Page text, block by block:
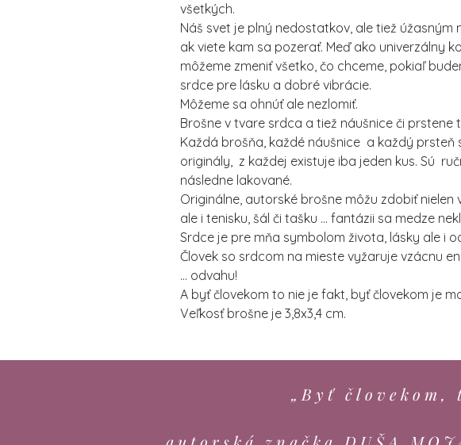
všetkých.
Náš svet je plný nedostatkov, ale tiež úžasným
ak viete kam sa pozerať. Meď ako univerzálny
môžeme zmeniť všetko, čo chceme, pokiaľ
srdce pre lásku a dobré vibrácie.
Môžeme sa ohnúť ale nezlomiť.
Brošne v tvare srdca a tiež náušnice či prstene
Každá brošňa, každé náušnice a každý prsteň
originály, z každej existuje iba jeden kus. Sú
následne lakované.
Originálne, autorské brošne môžu zdobiť nielen
ale i tenisku, šál či tašku ... fantázii sa medze
Srdce je pre mňa symbolom života, lásky ale i
Človek so srdcom na mieste vyžaruje vzácnu
... odvahu!
A byť človekom to nie je fakt, byť človekom je
Veľkosť brošne je 3,8x3,4 cm.
„Byť